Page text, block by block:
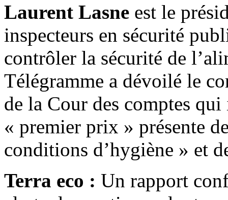
Laurent Lasne est le
inspecteurs en sécurité
contrôler la sécurité de
Télégramme a dévoilé le
de la Cour des comptes
« premier prix » présente
conditions d’hygiène » et
Terra eco : Un rapport